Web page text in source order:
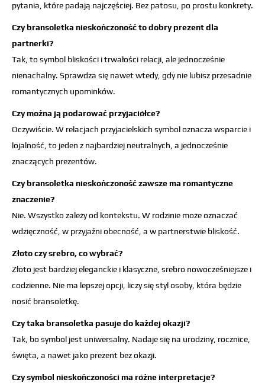
pytania, które padają najczęściej. Bez patosu, po prostu konkrety.
Czy bransoletka nieskończoność to dobry prezent dla
partnerki?
Tak, to symbol bliskości i trwałości relacji, ale jednocześnie
nienachalny. Sprawdza się nawet wtedy, gdy nie lubisz przesadnie
romantycznych upominków.
Czy można ją podarować przyjaciółce?
Oczywiście. W relacjach przyjacielskich symbol oznacza wsparcie i
lojalność, to jeden z najbardziej neutralnych, a jednocześnie
znaczących prezentów.
Czy bransoletka nieskończoność zawsze ma romantyczne
znaczenie?
Nie. Wszystko zależy od kontekstu. W rodzinie może oznaczać
wdzięczność, w przyjaźni obecność, a w partnerstwie bliskość.
Złoto czy srebro, co wybrać?
Złoto jest bardziej eleganckie i klasyczne, srebro nowocześniejsze i
codzienne. Nie ma lepszej opcji, liczy się styl osoby, która będzie
nosić bransoletkę.
Czy taka bransoletka pasuje do każdej okazji?
Tak, bo symbol jest uniwersalny. Nadaje się na urodziny, rocznice,
święta, a nawet jako prezent bez okazji.
Czy symbol nieskończoności ma różne interpretacje?